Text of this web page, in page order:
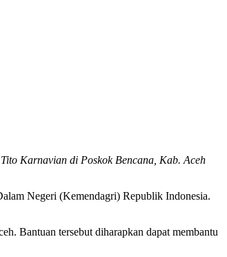
Karnavian di Poskok Bencana, Kab. Aceh
Negeri (Kemendagri) Republik Indonesia.
Bantuan tersebut diharapkan dapat membantu